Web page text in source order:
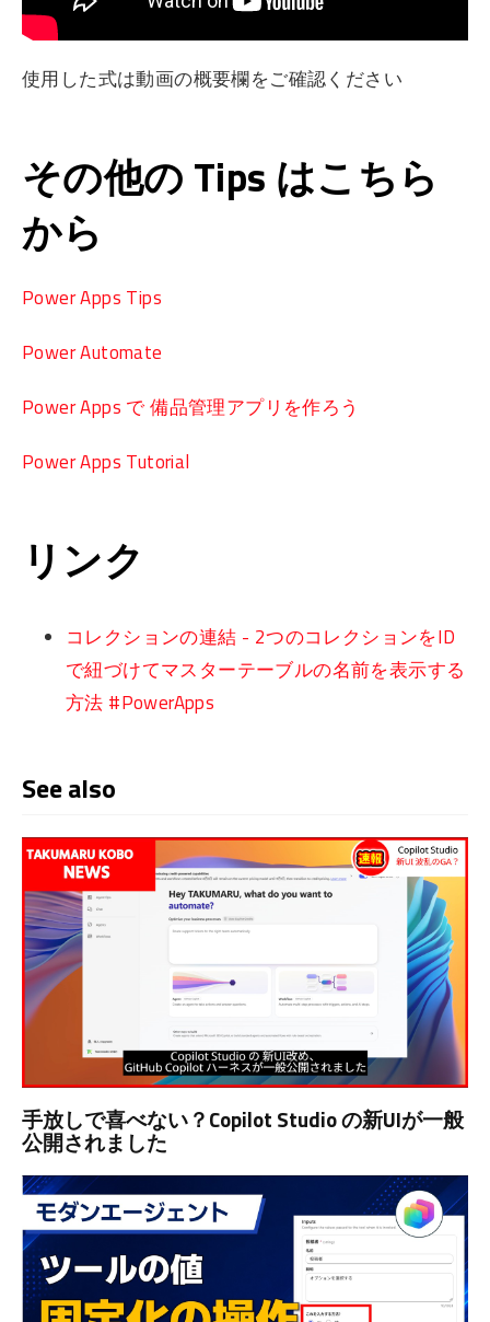
使用した式は動画の概要欄をご確認ください
その他の Tips はこちら
から
Power Apps Tips
Power Automate
Power Apps で 備品管理アプリを作ろう
Power Apps Tutorial
リンク
コレクションの連結 - 2つのコレクションをID
で紐づけてマスターテーブルの名前を表示する
方法 #PowerApps
See also
手放しで喜べない？Copilot Studio の新UIが一般
公開されました